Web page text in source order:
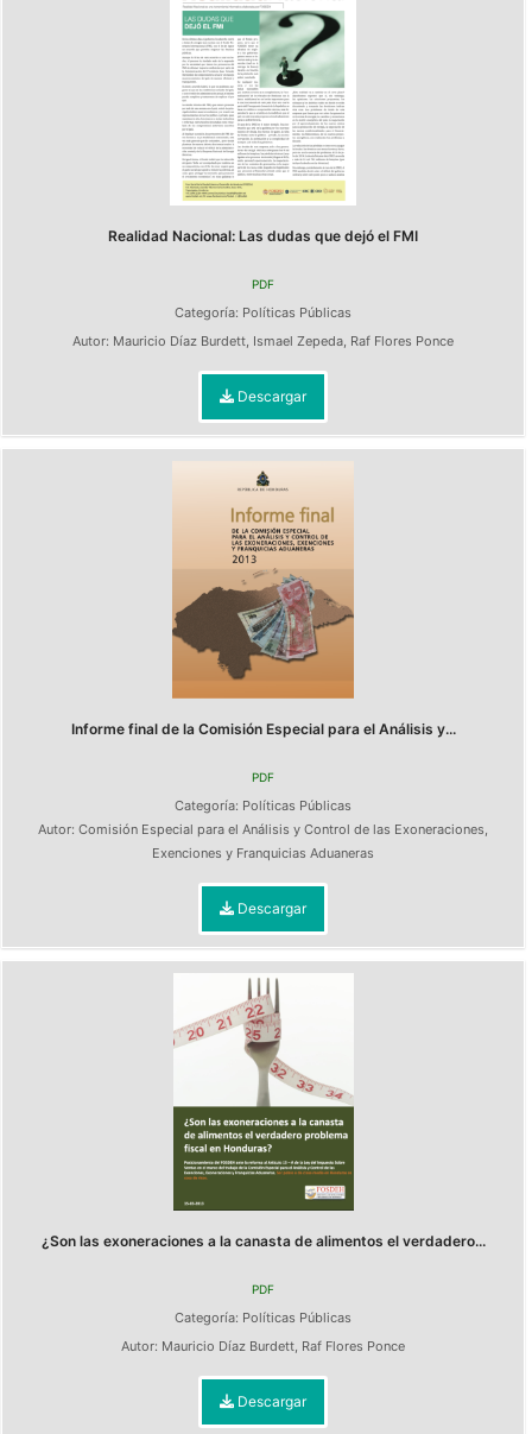
Realidad Nacional: Las dudas que dejó el FMI
PDF
Categoría: Políticas Públicas
Autor: Mauricio Díaz Burdett, Ismael Zepeda, Raf Flores Ponce
Descargar
Informe final de la Comisión Especial para el Análisis y...
PDF
Categoría: Políticas Públicas
Autor: Comisión Especial para el Análisis y Control de las Exoneraciones,
Exenciones y Franquicias Aduaneras
Descargar
¿Son las exoneraciones a la canasta de alimentos el verdadero...
PDF
Categoría: Políticas Públicas
Autor: Mauricio Díaz Burdett, Raf Flores Ponce
Descargar